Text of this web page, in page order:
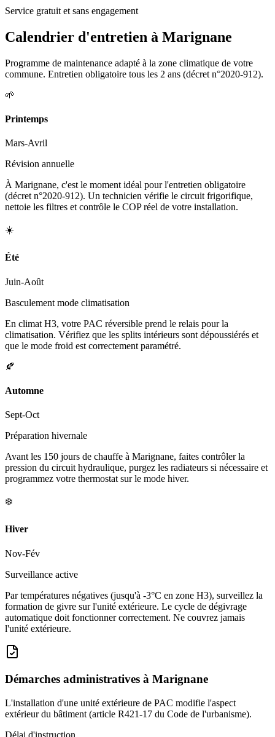
Service gratuit et sans engagement
Calendrier d'entretien à Marignane
Programme de maintenance adapté à la zone climatique de votre
commune. Entretien obligatoire tous les 2 ans (décret n°2020-912).
🌱
Printemps
Mars-Avril
Révision annuelle
À Marignane, c'est le moment idéal pour l'entretien obligatoire
(décret n°2020-912). Un technicien vérifie le circuit frigorifique,
nettoie les filtres et contrôle le COP réel de votre installation.
☀️
Été
Juin-Août
Basculement mode climatisation
En climat H3, votre PAC réversible prend le relais pour la
climatisation. Vérifiez que les splits intérieurs sont dépoussiérés et
que le mode froid est correctement paramétré.
🍂
Automne
Sept-Oct
Préparation hivernale
Avant les 150 jours de chauffe à Marignane, faites contrôler la
pression du circuit hydraulique, purgez les radiateurs si nécessaire et
programmez votre thermostat sur le mode hiver.
❄️
Hiver
Nov-Fév
Surveillance active
Par températures négatives (jusqu'à -3°C en zone H3), surveillez la
formation de givre sur l'unité extérieure. Le cycle de dégivrage
automatique doit fonctionner correctement. Ne couvrez jamais
l'unité extérieure.
Démarches administratives à Marignane
L'installation d'une unité extérieure de PAC modifie l'aspect
extérieur du bâtiment (article R421-17 du Code de l'urbanisme).